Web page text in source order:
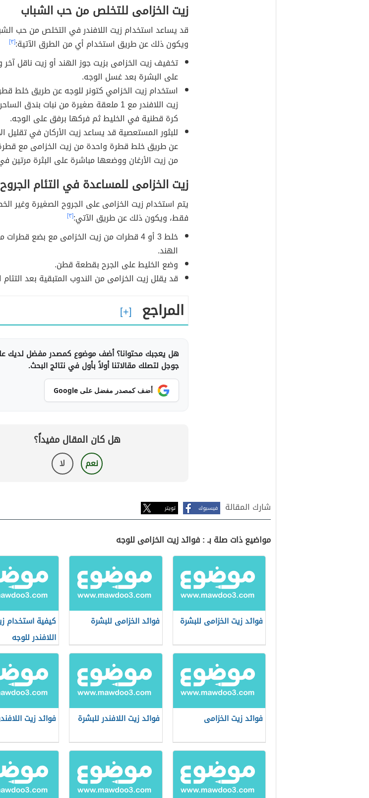
زيت الخزامى للتخلص من حب الشباب
قد يساعد استخدام زيت اللافندر في التخلص من حب
ويكون ذلك عن طريق استخدام أي من الطرق الآتية:[٣]
تخفيف زيت الخزامى بزيت جوز الهند أو زيت ناقل
على البشرة بعد غسل الوجه.
استخدام زيت الخزامي كتونر للوجه عن طريق خلط
زيت اللافندر مع 1 ملعقة صغيرة من نبات بندق
كرة قطنية في الخليط ثم فركها برفق على الوجه.
للبثور المستعصية قد يساعد زيت الأركان في تقليل
عن طريق خلط قطرة واحدة من زيت الخزامى مع
من زيت الأرغان ووضعها مباشرة على البثرة مرتين
زيت الخزامى للمساعدة في التئام الجروح
يتم استخدام زيت الخزامى على الجروح الصغيرة وغير
فقط، ويكون ذلك عن طريق الآتي:[٣]
خلط 3 أو 4 قطرات من زيت الخزامى مع بضع
الهند.
وضع الخليط على الجرح بقطعة قطن.
قد يقلل زيت الخزامى من الندوب المتبقية بعد التئام
المراجع
هل يعجبك محتوانا؟ أضف موضوع كمصدر مفضل لديك
جوجل لتصلك مقالاتنا أولاً بأول في نتائج البحث.
أضف كمصدر مفضل على Google
هل كان المقال مفيداً؟
نعم لا
شارك المقالة فيسبوك تويتر
مواضيع ذات صلة بـ : فوائد زيت الخزامى للوجه
فوائد زيت الخزامى للبشرة فوائد الخزامى للبشرة
كيفية استخدام
اللافندر للوجه
فوائد زيت الخزامى فوائد زيت اللافندر للبشرة فوائد زيت